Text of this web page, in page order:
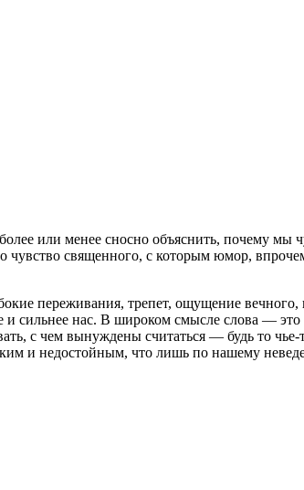
или менее сносно объяснить, почему мы
чувство священного, с которым юмор,
переживания, трепет, ощущение вечного,
нас. В широком смысле слова — это
с чем вынуждены считаться — будь то
и недостойным, что лишь по нашему